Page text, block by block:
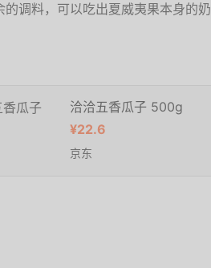
的调料，可以吃出夏威夷果本身的
洽洽五香瓜子 500g
¥22.6
京东